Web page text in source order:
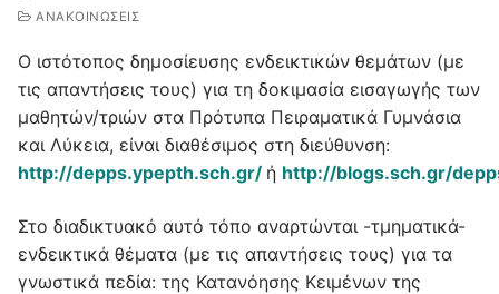
ΑΝΑΚΟΙΝΩΣΕΙΣ
Ο ιστότοπος δημοσίευσης ενδεικτικών θεμάτων (με
τις απαντήσεις τους) για τη δοκιμασία εισαγωγής των
μαθητών/τριών στα Πρότυπα Πειραματικά Γυμνάσια
και Λύκεια, είναι διαθέσιμος στη διεύθυνση:
http://depps.ypepth.sch.gr/ ή http://blogs.sch.gr/
Στο διαδικτυακό αυτό τόπο αναρτώνται -τμηματικά-
ενδεικτικά θέματα (με τις απαντήσεις τους) για τα
γνωστικά πεδία: της Κατανόησης Κειμένων της